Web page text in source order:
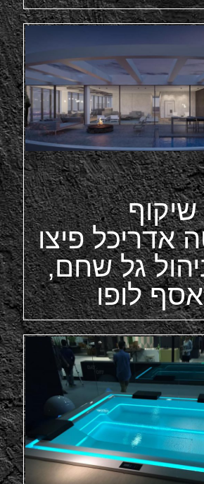
אדריכל פיצו
גל שחם,
לופו